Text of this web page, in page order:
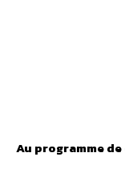
Au programme